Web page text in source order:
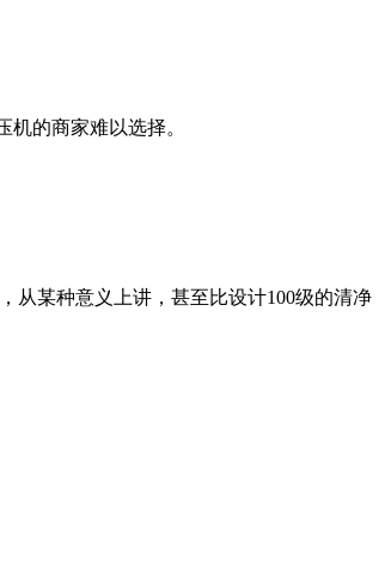
的商家难以选择。
从某种意义上讲，甚至比设计100级的清净